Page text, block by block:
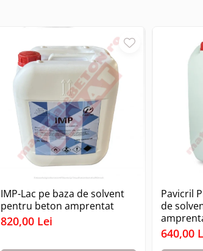
IMP-Lac pe baza de solvent
pentru beton amprentat
820,00 Lei
Pavicril
de
640,00